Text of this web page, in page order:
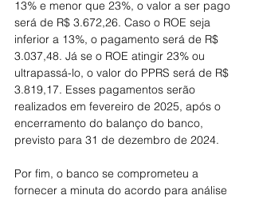
13% e menor que 23%, o valor a ser pago
será de R$ 3.672,26. Caso o ROE seja
inferior a 13%, o pagamento será de R$
3.037,48. Já se o ROE atingir 23% ou
ultrapassá-lo, o valor do PPRS será de R$
3.819,17. Esses pagamentos serão
realizados em fevereiro de 2025, após o
encerramento do balanço do banco,
previsto para 31 de dezembro de 2024.
Por fim, o banco se comprometeu a
fornecer a minuta do acordo para análise